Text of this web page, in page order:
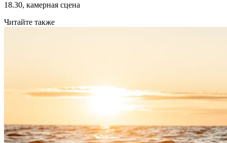
18.30, камерная сцена
Читайте также